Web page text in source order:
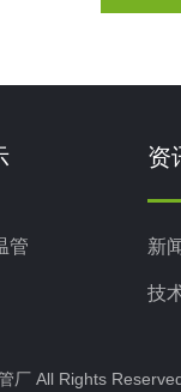
管
资
新
技
厂 All Rights